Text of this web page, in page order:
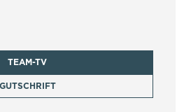
TEAM-TV
GUTSCHRIFT